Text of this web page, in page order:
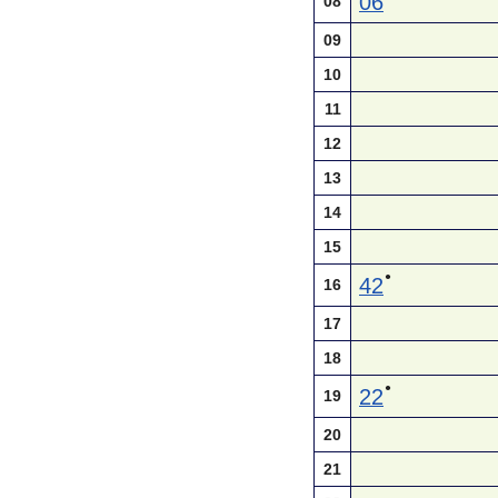
09
10
11
12
13
14
15
16 42 ●
17
18
19 22 ●
20
21